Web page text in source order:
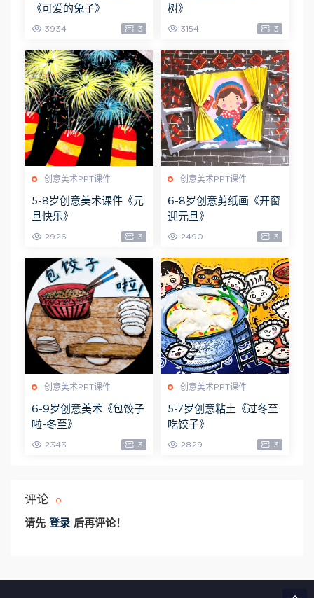
《可爱的兔子》
3934 3
树》
3154 3
创意美术PPT课件
5-8岁创意美术课件《元
旦快乐》
2926 3
创意美术PPT课件
6-8岁创意剪纸画《开窗
迎元旦》
2490 3
创意美术PPT课件
6-9岁创意美术《包饺子
啦-冬至》
2343 3
创意美术PPT课件
5-7岁创意粘土《过冬至
吃饺子》
2829 3
评论 0
请先 登录 后再评论！